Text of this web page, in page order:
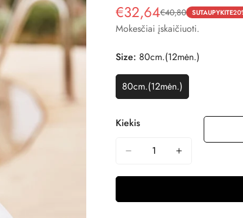
Pardavimo
kaina
€32,64
Reguliari
kaina
€40,80 SUTAUPYKITE
Mokesčiai įskaičiuoti.
Size: 80cm.(12mėn.)
80cm.(12mėn.)
Variantas
Išparduotas
Kiekis